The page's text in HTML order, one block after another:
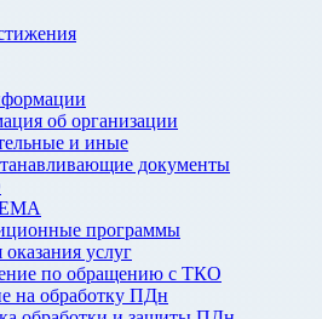
об организации
и иные
документы
программы
оказания услуг
по обращению с ТКО
на обработку ПДн